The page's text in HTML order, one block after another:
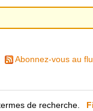
Abonnez-vous au
de recherche.